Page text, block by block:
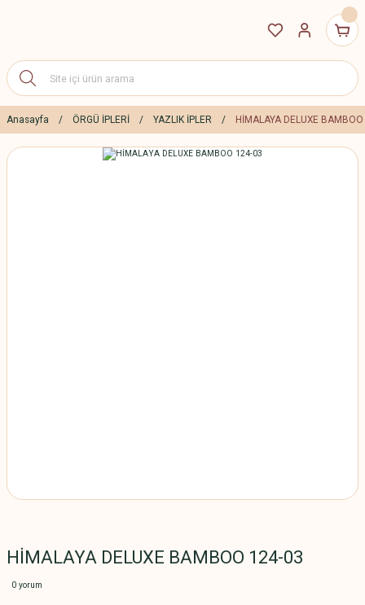
Anasayfa ÖRGÜ İPLERİ YAZLIK İPLER HİMALAYA DELUXE
HİMALAYA DELUXE BAMBOO 124-03
0 yorum